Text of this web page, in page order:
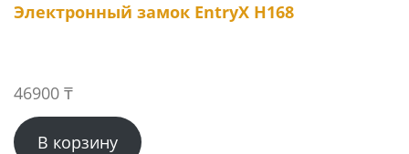
Электронный замок EntryX H168
46900 ₸
В корзину